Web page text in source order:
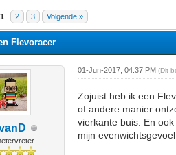
1 2 3 Volgende »
- gemiddelde waardering is 0
Flevoracer
01-Jun-2017, 04:37 PM(Dit
Zojuist heb ik een
of andere manier
vierkante buis. En
mijn